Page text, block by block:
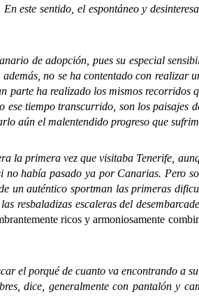
este sentido, el espontáneo y
de adopción, pues su especial
no se ha contentado con realizar
ha realizado los mismos recorridos
tiempo transcurrido, son los paisajes
aún el malentendido progreso que
primera vez que visitaba Tenerife,
había pasado ya por Canarias. Pero
un auténtico sportman las primeras
resbaladizas escaleras del
ricos y armoniosamente
porqué de cuanto va encontrando a su
dice, generalmente con pantalón y